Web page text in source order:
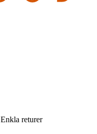
Enkla returer